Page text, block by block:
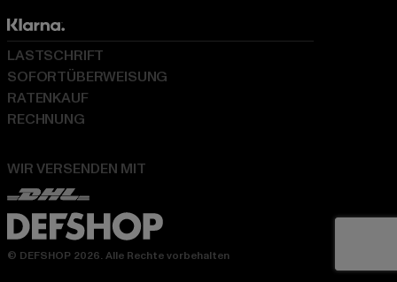
WIR VERSENDEN MIT
LASTSCHRIFT
SOFORTÜBERWEISUNG
RATENKAUF
RECHNUNG
© DEFSHOP 2026. Alle Rechte vorbehalten